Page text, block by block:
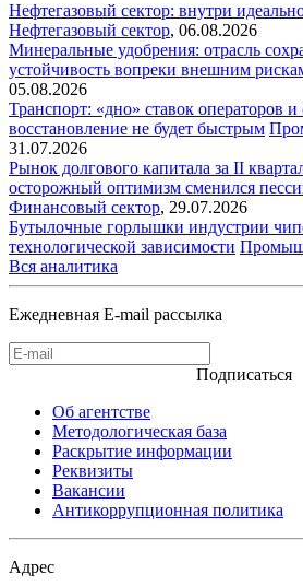
Нефтегазовый сектор: внутри
Нефтегазовый сектор, 06.08.2026
Минеральные удобрения: отрасль
устойчивость вопреки внешним
05.08.2026
Транспорт: «дно» ставок операторов
восстановление не будет быстрым
31.07.2026
Рынок долгового капитала за II
осторожный оптимизм сменился
Финансовый сектор, 29.07.2026
Бутылочные горлышки индустрии
технологической зависимости
Вся аналитика
Ежедневная E-mail рассылка
Подписаться
Об агентстве
Методологическая база
Раскрытие информации
Реквизиты
Вакансии
Антикоррупционная политика
Адрес